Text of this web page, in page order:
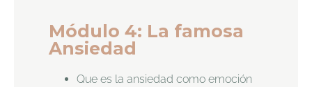
Módulo 4: La famosa
Ansiedad
Que es la ansiedad como emoción